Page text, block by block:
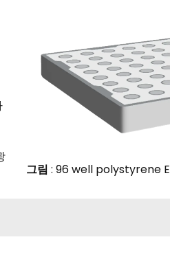
그림 : 96 well polystyrene